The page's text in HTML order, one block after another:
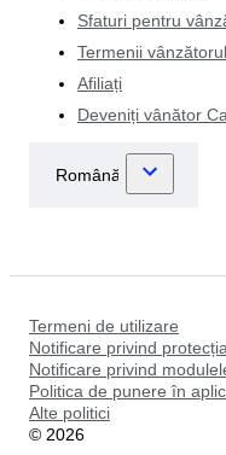
Sfaturi pentru
Termenii
Afiliați
Deveniți vânător
Termeni de utilizare
Notificare privind
Notificare privind
Politica de punere în
Alte politici
© 2026